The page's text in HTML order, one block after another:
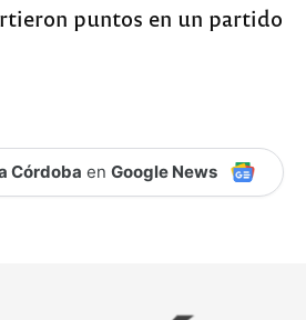
puntos en un partido
Córdoba en Google News